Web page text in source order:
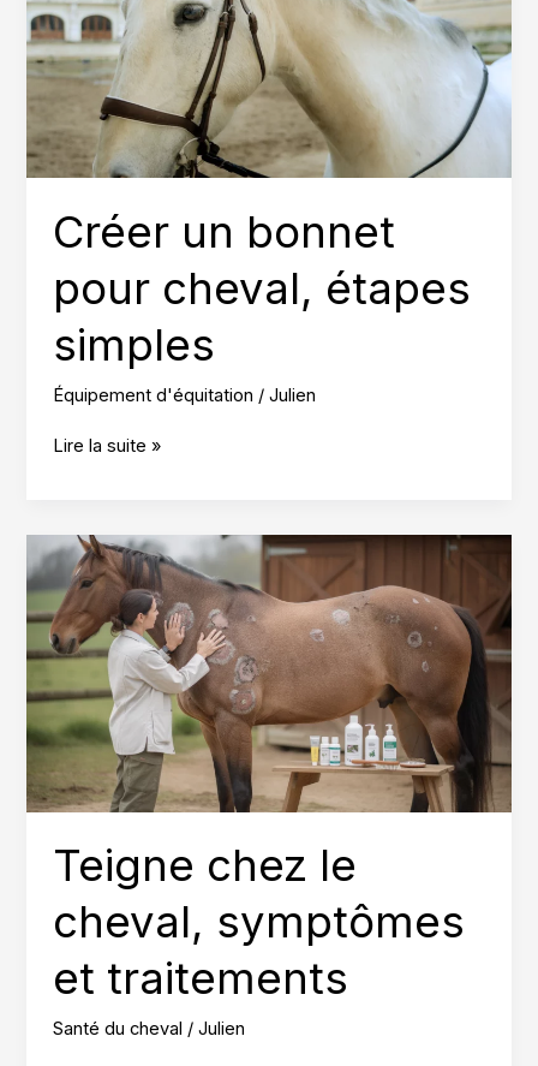
idées
créatives
Créer un bonnet
pour cheval, étapes
simples
Équipement d'équitation /Julien
Créer
cheval,
étapes
simples
Lire la suite »
Teigne chez le
cheval, symptômes
et traitements
Santé du cheval /Julien